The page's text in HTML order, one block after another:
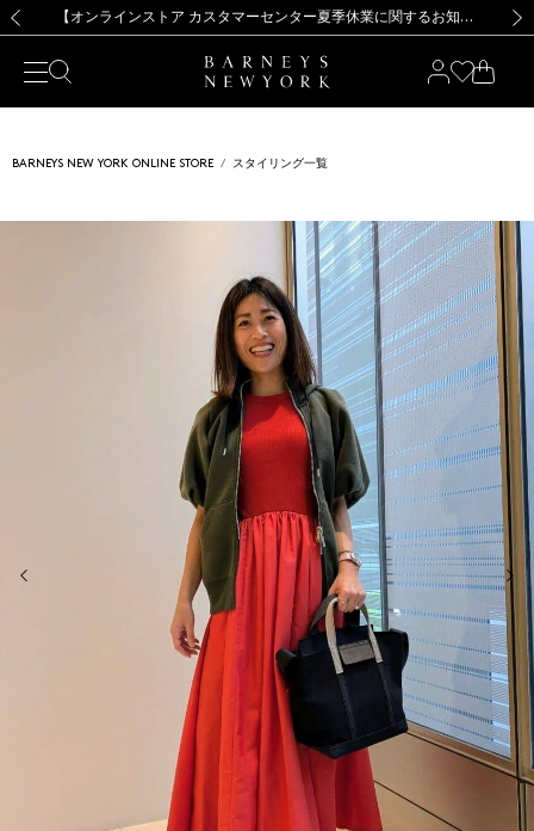
新規登録のお客様も対象！＜MY BARNEYS＞会員のお客様は11,000円（税込）以上のお買上げで常時送料無料！お買い物の際は会員登録を！
【夏季休業に伴う出荷一時停止のお知らせ】(2026.8.7) 【オンラインストア カスタマーセンター夏季休業に関するお知らせ】（2026.8.7）
【夏季休業に伴う返品・交換承り一時停止のお知らせ】（2026.8.5）
熊本県を中心とした地震の影響によるお荷物のお届けについて
【開催中】SUMMER SALEのご案内・ご注意事項 新規登録のお客様も対象！＜MY BARNEYS＞会員のお客様は11,000円（税込）以上のお買上げで常時送料無料！お買い物の際は会員登録を！
【夏季休業に伴う出荷一時停止のお知らせ】(2026.8.7)
BARNEYS NEW YORK ONLINE STORE スタイリング一覧